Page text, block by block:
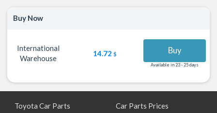
Buy Now
International
Warehouse
14.72 $ Buy
Available in 23 - 25 days
Toyota Car Parts Car Parts Prices